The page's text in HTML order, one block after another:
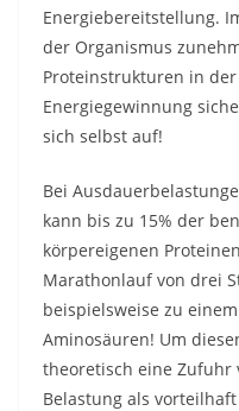
Energiebereitstellung.
der Organismus
Proteinstrukturen in
Energiegewinnung
sich selbst auf!
Bei
kann bis zu 15% der
körpereigenen
Marathonlauf von drei
beispielsweise zu
Aminosäuren! Um
theoretisch eine Zufuhr
Belastung als